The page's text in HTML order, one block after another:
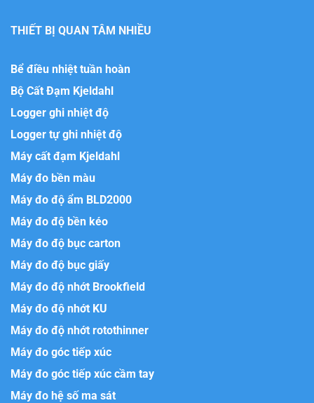
THIẾT BỊ QUAN TÂM NHIỀU
Bể điều nhiệt tuần hoàn
Bộ Cất Đạm Kjeldahl
Logger ghi nhiệt độ
Logger tự ghi nhiệt độ
Máy cất đạm Kjeldahl
Máy đo bền màu
Máy đo độ ẩm BLD2000
Máy đo độ bền kéo
Máy đo độ bục carton
Máy đo độ bục giấy
Máy đo độ nhớt Brookfield
Máy đo độ nhớt KU
Máy đo độ nhớt rotothinner
Máy đo góc tiếp xúc
Máy đo góc tiếp xúc cầm tay
Máy đo hệ số ma sát